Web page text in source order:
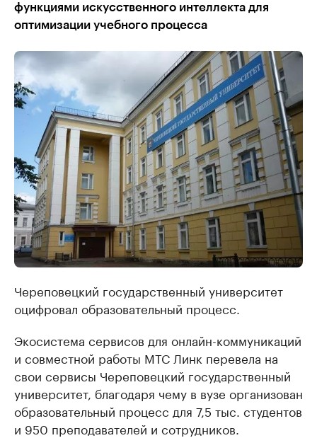
функциями искусственного интеллекта для
оптимизации учебного процесса
Череповецкий государственный университет
оцифровал образовательный процесс.
Экосистема сервисов для онлайн-коммуникаций
и совместной работы МТС Линк перевела на
свои сервисы Череповецкий государственный
университет, благодаря чему в вузе организован
образовательный процесс для 7,5 тыс. студентов
и 950 преподавателей и сотрудников.